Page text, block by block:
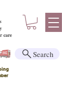
care
Search